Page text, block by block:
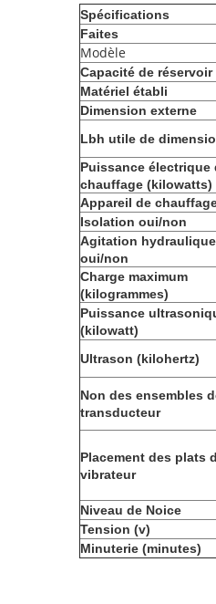
Spécifications
Faites
Modèle
Capacité de réservoir
Matériel établi
Dimension externe
Lbh utile de
Puissance électrique
chauffage (kilowatts)
Appareil de
Isolation oui/non
Agitation hydraulique
oui/non
Charge maximum
(kilogrammes)
Puissance
(kilowatt)
Ultrason (kilohertz)
Non des ensembles
transducteur
Placement des plats
vibrateur
Niveau de Noice
Tension (v)
Minuterie (minutes)